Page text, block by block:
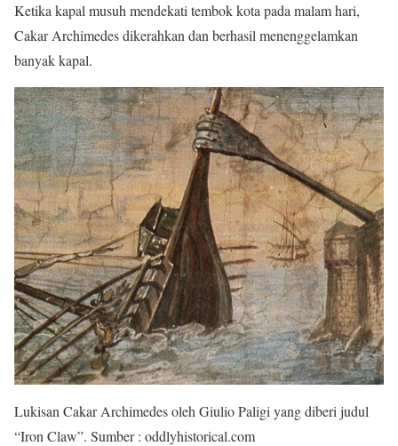
Ketika kapal musuh mendekati tembok kota pada malam hari,
Cakar Archimedes dikerahkan dan berhasil menenggelamkan
banyak kapal.
Lukisan Cakar Archimedes oleh Giulio Paligi yang diberi judul
“Iron Claw”. Sumber : oddlyhistorical.com